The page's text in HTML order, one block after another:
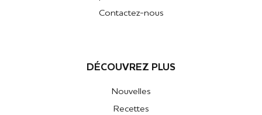
Contactez-nous
DÉCOUVREZ PLUS
Nouvelles
Recettes